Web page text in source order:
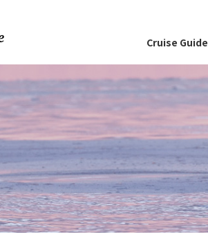
Cruise Guide